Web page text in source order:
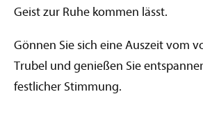
Geist zur Ruhe kommen lässt.
Gönnen Sie sich eine Auszeit vom
Trubel und genießen Sie
festlicher Stimmung.